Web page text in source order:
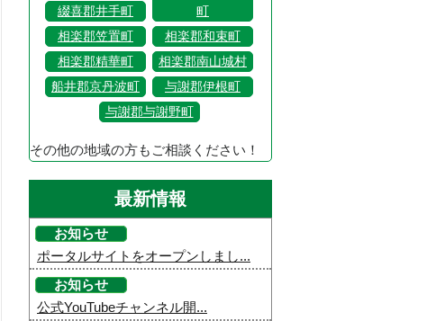
綴喜郡井手町
町
相楽郡笠置町
相楽郡和束町
相楽郡精華町
相楽郡南山城村
船井郡京丹波町
与謝郡伊根町
与謝郡与謝野町
その他の地域の方もご相談ください！
最新情報
お知らせ
ポータルサイトをオープンしまし...
お知らせ
公式YouTubeチャンネル開...